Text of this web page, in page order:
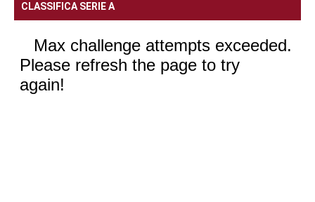
CLASSIFICA SERIE A